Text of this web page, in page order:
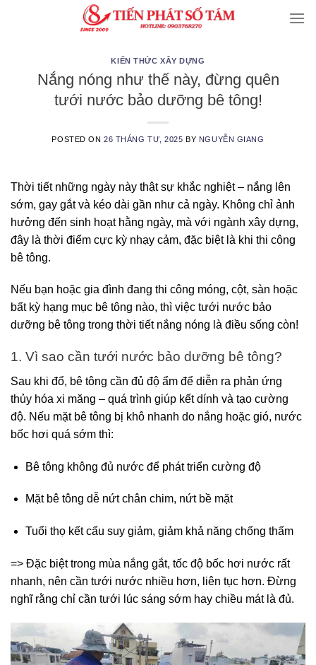
KIẾN THỨC XÂY DỰNG
Nắng nóng như thế này, đừng quên
tưới nước bảo dưỡng bê tông!
POSTED ON26 THÁNG TƯ, 2025 BY NGUYỄN GIANG
Thời tiết những ngày này thật sự khắc nghiệt – nắng lên
sớm, gay gắt và kéo dài gần như cả ngày. Không chỉ ảnh
hưởng đến sinh hoạt hằng ngày, mà với ngành xây dựng,
đây là thời điểm cực kỳ nhạy cảm, đặc biệt là khi thi công
bê tông.
Nếu bạn hoặc gia đình đang thi công móng, cột, sàn hoặc
bất kỳ hạng mục bê tông nào, thì việc tưới nước bảo
dưỡng bê tông trong thời tiết nắng nóng là điều sống còn!
1. Vì sao cần tưới nước bảo dưỡng bê tông?
Sau khi đổ, bê tông cần đủ độ ẩm để diễn ra phản ứng
thủy hóa xi măng – quá trình giúp kết dính và tạo cường
độ. Nếu mặt bê tông bị khô nhanh do nắng hoặc gió, nước
bốc hơi quá sớm thì:
Bê tông không đủ nước để phát triển cường độ
Mặt bê tông dễ nứt chân chim, nứt bề mặt
Tuổi thọ kết cấu suy giảm, giảm khả năng chống thấm
=> Đặc biệt trong mùa nắng gắt, tốc độ bốc hơi nước rất
nhanh, nên cần tưới nước nhiều hơn, liên tục hơn. Đừng
nghĩ rằng chỉ cần tưới lúc sáng sớm hay chiều mát là đủ.